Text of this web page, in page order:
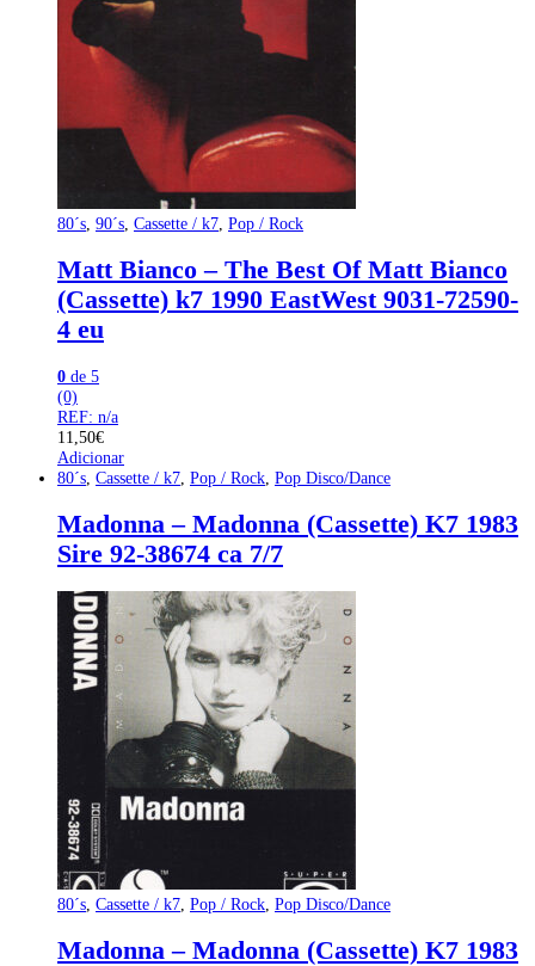
80´s 90´s Cassette / k7 Pop / Rock
Matt Bianco – The Best Of Matt Bianco
(Cassette) k7 1990 EastWest 9031-72590-
4 eu
0 de 5
(0)
REF: n/a
11,50€
Adicionar
80´s Cassette / k7 Pop / Rock Pop Disco/Dance
Madonna – Madonna (Cassette) K7 1983
Sire 92-38674 ca 7/7
80´s Cassette / k7 Pop / Rock Pop Disco/Dance
Madonna – Madonna (Cassette) K7 1983